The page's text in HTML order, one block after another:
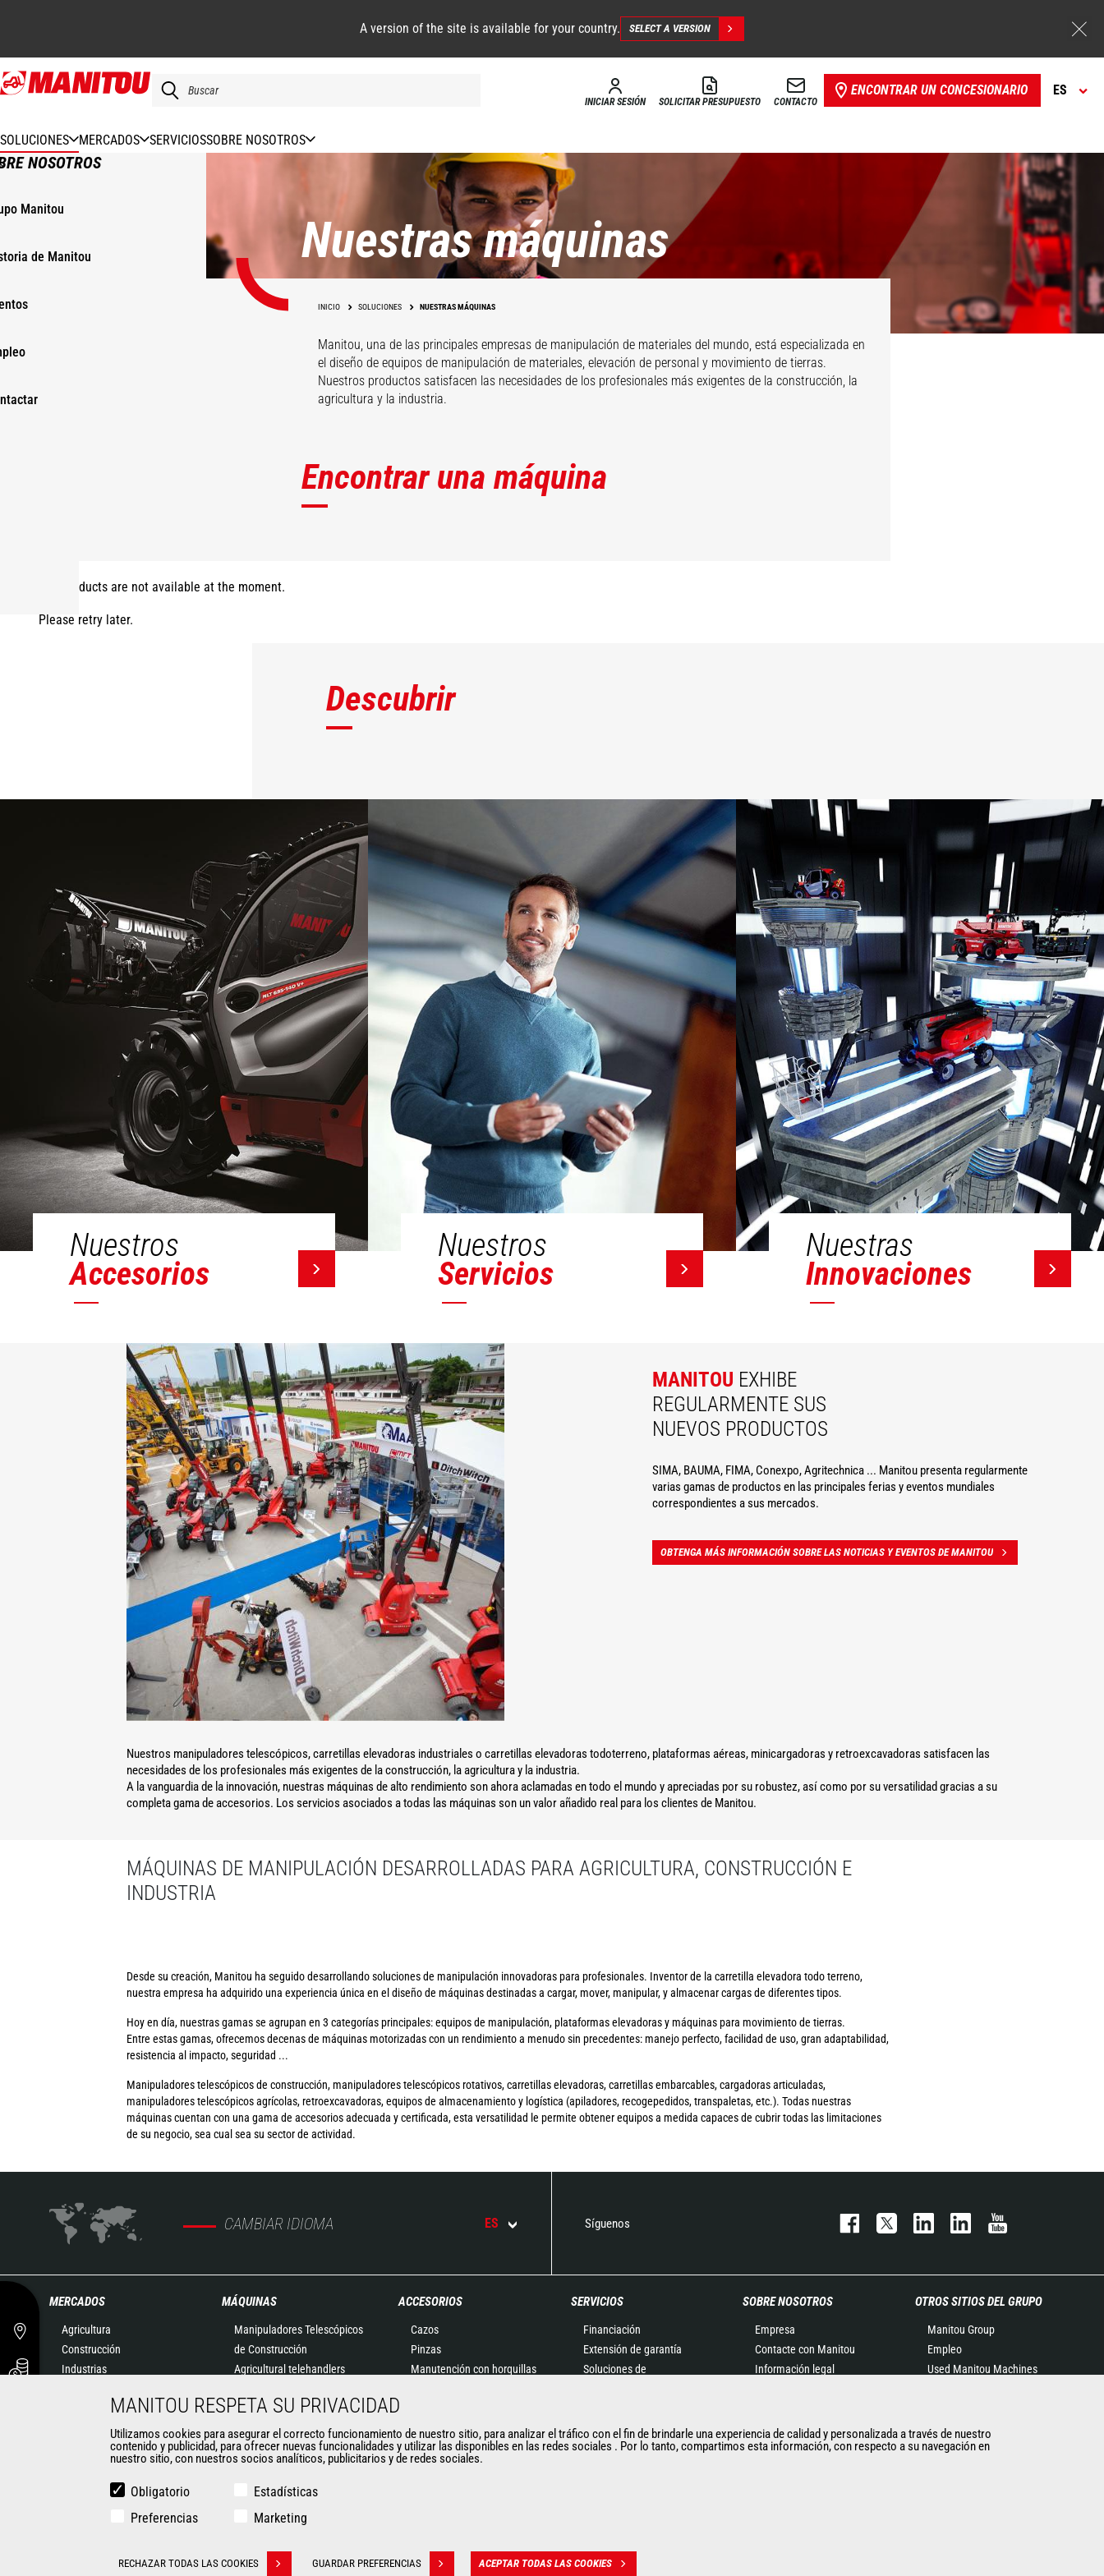
Pasar
al
A version of the site is available for your country. SELECT A VERSION
INICIAR SESIÓN SOLICITAR PRESUPUESTO CONTACTO
ENCONTRAR UN CONCESIONARIO ES
SOLUCIONES MERCADOS SERVICIOSSOBRE NOSOTROS
NOSOTROS
Manitou
de Manitou Nuestras máquinas
INICIO SOLUCIONES NUESTRAS MÁQUINAS
Manitou, una de las principales empresas de manipulación de materiales del mundo, está especializada en
el diseño de equipos de manipulación de materiales, elevación de personal y movimiento de tierras.
Nuestros productos satisfacen las necesidades de los profesionales más exigentes de la construcción, la
agricultura y la industria.
Encontrar una máquina
The products are not available at the moment.
Please retry later.
Descubrir
Nuestros
Accesorios
Nuestros
Servicios
Nuestras
Innovaciones
MANITOU EXHIBE
REGULARMENTE SUS
NUEVOS PRODUCTOS
SIMA, BAUMA, FIMA, Conexpo, Agritechnica ... Manitou presenta regularmente
varias gamas de productos en las principales ferias y eventos mundiales
correspondientes a sus mercados.
OBTENGA MÁS INFORMACIÓN SOBRE LAS NOTICIAS Y EVENTOS DE MANITOU
Nuestros manipuladores telescópicos, carretillas elevadoras industriales o carretillas elevadoras todoterreno, plataformas aéreas, minicargadoras y retroexcavadoras satisfacen las
necesidades de los profesionales más exigentes de la construcción, la agricultura y la industria.
A la vanguardia de la innovación, nuestras máquinas de alto rendimiento son ahora aclamadas en todo el mundo y apreciadas por su robustez, así como por su versatilidad gracias a su
completa gama de accesorios. Los servicios asociados a todas las máquinas son un valor añadido real para los clientes de Manitou.
MÁQUINAS DE MANIPULACIÓN DESARROLLADAS PARA AGRICULTURA, CONSTRUCCIÓN E
INDUSTRIA
Desde su creación, Manitou ha seguido desarrollando soluciones de manipulación innovadoras para profesionales. Inventor de la carretilla elevadora todo terreno,
nuestra empresa ha adquirido una experiencia única en el diseño de máquinas destinadas a cargar, mover, manipular, y almacenar cargas de diferentes tipos.
Hoy en día, nuestras gamas se agrupan en 3 categorías principales: equipos de manipulación, plataformas elevadoras y máquinas para movimiento de tierras.
Entre estas gamas, ofrecemos decenas de máquinas motorizadas con un rendimiento a menudo sin precedentes: manejo perfecto, facilidad de uso, gran adaptabilidad,
resistencia al impacto, seguridad ...
Manipuladores telescópicos de construcción, manipuladores telescópicos rotativos, carretillas elevadoras, carretillas embarcables, cargadoras articuladas,
manipuladores telescópicos agrícolas, retroexcavadoras, equipos de almacenamiento y logística (apiladores, recogepedidos, transpaletas, etc.). Todas nuestras
máquinas cuentan con una gama de accesorios adecuada y certificada, esta versatilidad le permite obtener equipos a medida capaces de cubrir todas las limitaciones
de su negocio, sea cual sea su sector de actividad.
CAMBIAR IDIOMA ES Síguenos
MERCADOS
Agricultura
Construcción
Industrias
Aeronáutica
Medio ambiente
MÁQUINAS
Manipuladores Telescópicos
de Construcción
Agricultural telehandlers
Manipuladores Telescópicos
Plataformas Elevadoras
Carretillas Embarcables
Minicargadoras
ACCESORIOS
Cazos
Pinzas
Manutención con horquillas
Cestas
Cubilotes para hormigón
SERVICIOS
Financiación
Extensión de garantía
Soluciones de
Soluciones conectadas
Herramientas de
SOBRE NOSOTROS
Empresa
Contacte con Manitou
Información legal
Historia
General Terms and
OTROS SITIOS DEL GRUPO
Manitou Group
Empleo
Used Manitou Machines
Edge Attachments
MANITOU RESPETA SU PRIVACIDAD
Utilizamos cookies para asegurar el correcto funcionamiento de nuestro sitio, para analizar el tráfico con el fin de brindarle una experiencia de calidad y personalizada a través de nuestro
contenido y publicidad, para ofrecer nuevas funcionalidades y utilizar las disponibles en las redes sociales . Por lo tanto, compartimos esta información, con respecto a su navegación en
nuestro sitio, con nuestros socios analíticos, publicitarios y de redes sociales.
Obligatorio
Estadísticas
Preferencias
Marketing
RECHAZAR TODAS LAS COOKIES GUARDAR PREFERENCIAS ACEPTAR TODAS LAS COOKIES